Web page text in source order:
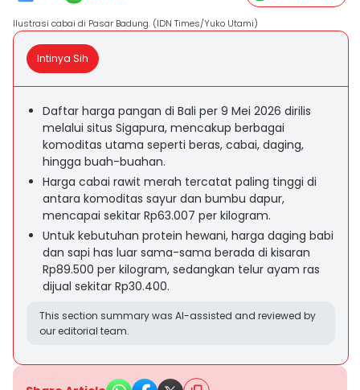
Ilustrasi cabai di Pasar Badung. (IDN Times/Yuko Utami)
Intinya Sih
Daftar harga pangan di Bali per 9 Mei 2026 dirilis
melalui situs Sigapura, mencakup berbagai
komoditas utama seperti beras, cabai, daging,
hingga buah-buahan.
Harga cabai rawit merah tercatat paling tinggi di
antara komoditas sayur dan bumbu dapur,
mencapai sekitar Rp63.007 per kilogram.
Untuk kebutuhan protein hewani, harga daging babi
dan sapi has luar sama-sama berada di kisaran
Rp89.500 per kilogram, sedangkan telur ayam ras
dijual sekitar Rp30.400.
This section summary was AI-assisted and reviewed by
our editorial team.